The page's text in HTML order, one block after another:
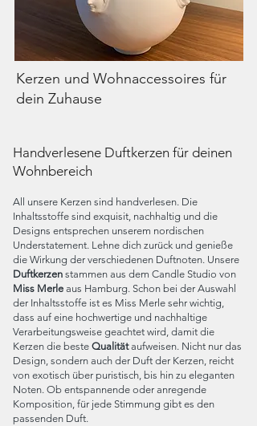
Kerzen und Wohnaccessoires für
dein Zuhause
Handverlesene Duftkerzen für deinen
Wohnbereich
All unsere Kerzen sind handverlesen. Die
Inhaltsstoffe sind exquisit, nachhaltig und die
Designs entsprechen unserem nordischen
Understatement. Lehne dich zurück und genieße
die Wirkung der verschiedenen Duftnoten. Unsere
Duftkerzen stammen aus dem Candle Studio von
Miss Merle aus Hamburg. Schon bei der Auswahl
der Inhaltsstoffe ist es Miss Merle sehr wichtig,
dass auf eine hochwertige und nachhaltige
Verarbeitungsweise geachtet wird, damit die
Kerzen die beste Qualitätaufweisen. Nicht nur das
Design, sondern auch der Duft der Kerzen, reicht
von exotisch über puristisch, bis hin zu eleganten
Noten. Ob entspannende oder anregende
Komposition, für jede Stimmung gibt es den
passenden Duft.